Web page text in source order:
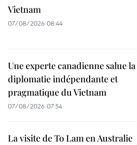
Vietnam
07/08/2026 08:44
Une experte canadienne salue la
diplomatie indépendante et
pragmatique du Vietnam
07/08/2026 07:54
La visite de To Lam en Australie